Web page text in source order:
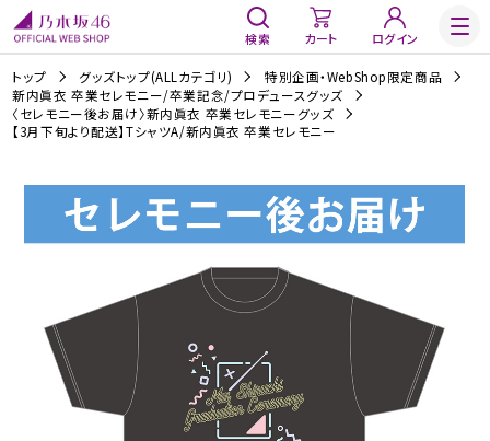
検索 カート ログイン
トップ グッズトップ(ALLカテゴリ)
特別企画・WebShop限定商品
新内眞衣 卒業セレモニー/卒業記念/プロデュースグッズ
〈セレモニー後お届け〉新内眞衣 卒業セレモニーグッズ
【3月下旬より配送】TシャツA/新内眞衣 卒業セレモニー